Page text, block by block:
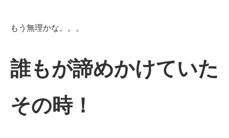
もう無理かな。。。
誰もが諦めかけていた
その時！